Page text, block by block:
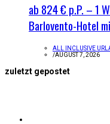
ab 824 € p.P. – 1
Barlovento-Hotel
ALL INCLUSIVE
/AUGUST 7, 2026
zuletzt gepostet